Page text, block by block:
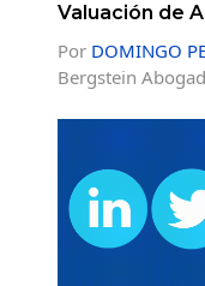
Valuación de
Por DOMINGO
Bergstein